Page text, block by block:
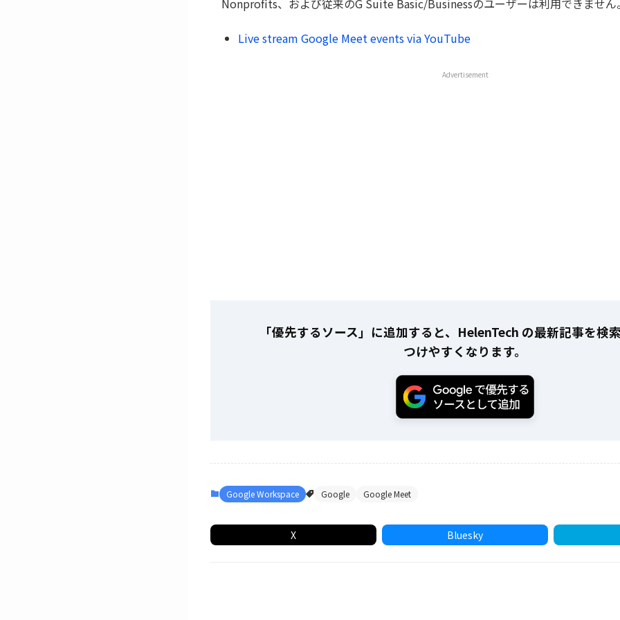
Nonprofits、および従来のG Suite Basic/Businessのユーザーは利用できません
Live stream Google Meet events via YouTube
Advertisement
「優先するソース」に追加すると、HelenTech の最新記事を検
つけやすくなります。
Google Workspace Google Google Meet
X Bluesky